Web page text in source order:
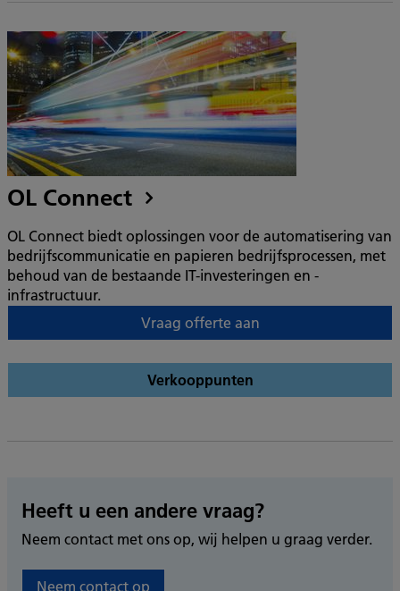
OL Connect
OL Connect biedt oplossingen voor de automatisering van
bedrijfscommunicatie en papieren bedrijfsprocessen, met
behoud van de bestaande IT-investeringen en -
infrastructuur.
Vraag offerte aan
Verkooppunten
Heeft u een andere vraag?
Neem contact met ons op, wij helpen u graag verder.
Neem contact op